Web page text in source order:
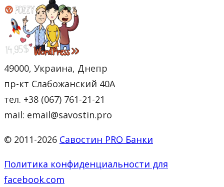
49000, Украина, Днепр
пр-кт Слабожанский 40А
тел. +38 (067) 761-21-21
mail: email@savostin.pro
© 2011-2026 Савостин PRO Банки
Политика конфиденциальности для
facebook.com